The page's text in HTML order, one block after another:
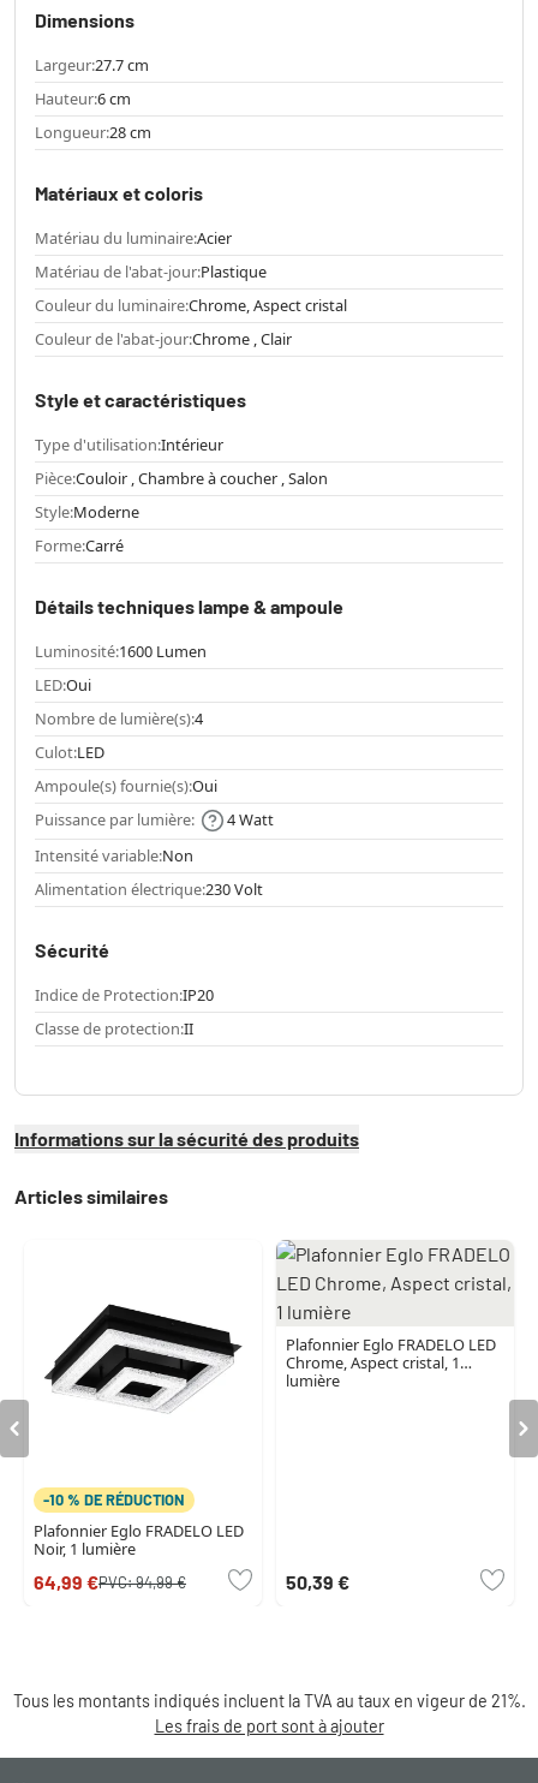
Dimensions
Largeur:27.7 cm
Hauteur:6 cm
Longueur:28 cm
Matériaux et coloris
Matériau du luminaire:Acier
Matériau de l'abat-jour:Plastique
Couleur du luminaire:Chrome, Aspect cristal
Couleur de l'abat-jour:Chrome , Clair
Style et caractéristiques
Type d'utilisation:Intérieur
Pièce:Couloir , Chambre à coucher , Salon
Style:Moderne
Forme:Carré
Détails techniques lampe & ampoule
Luminosité:1600 Lumen
LED:Oui
Nombre de lumière(s):4
Culot:LED
Ampoule(s) fournie(s):Oui
Puissance par lumière:
4 Watt
Intensité variable:Non
Alimentation électrique:230 Volt
Sécurité
Indice de Protection:IP20
Classe de protection:II
Informations sur la sécurité des produits
Articles similaires
-10 % DE RÉDUCTION
Plafonnier Eglo FRADELO LED
Noir, 1 lumière
64,99 €PVC:94,99 €
Plafonnier Eglo FRADELO LED
Chrome, Aspect cristal, 1
lumière
50,39 €
Tous les montants indiqués incluent la TVA au taux en vigeur de 21%.
Les frais de port sont à ajouter